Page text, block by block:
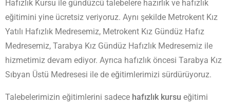
Hafızlık Kursu ile gündüzcü talebelere hazırlık ve hafızlık
eğitimini yine ücretsiz veriyoruz. Aynı şekilde Metrokent Kız
Yatılı Hafızlık Medresemiz, Metrokent Kız Gündüz Hafız
Medresemiz, Tarabya Kız Gündüz Hafızlık Medresemiz ile
hizmetimiz devam ediyor. Ayrıca hafızlık öncesi Tarabya Kız
Sıbyan Üstü Medresesi ile de eğitimlerimizi sürdürüyoruz.
Talebelerimizin eğitimlerini sadece hafızlık kursu eğitimi